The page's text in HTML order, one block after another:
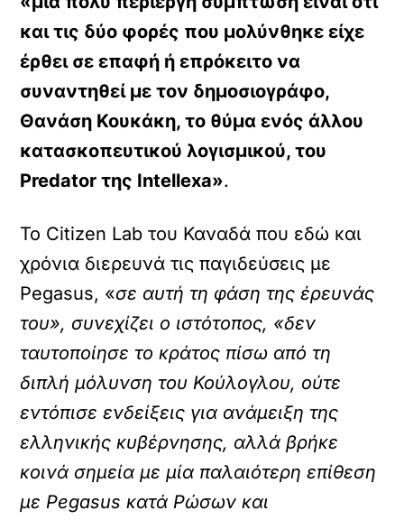
και τις δύο φορές που μολύνθηκε είχε
έρθει σε επαφή ή επρόκειτο να
συναντηθεί με τον δημοσιογράφο,
Θανάση Κουκάκη, το θύμα ενός άλλου
κατασκοπευτικού λογισμικού, του
Predator της Intellexa».
Το Citizen Lab του Καναδά που εδώ και
χρόνια διερευνά τις παγιδεύσεις με
Pegasus, «σε αυτή τη φάση της έρευνάς
του», συνεχίζει ο ιστότοπος, «δεν
ταυτοποίησε το κράτος πίσω από τη
διπλή μόλυνση του Κούλογλου, ούτε
εντόπισε ενδείξεις για ανάμειξη της
ελληνικής κυβέρνησης, αλλά βρήκε
κοινά σημεία με μία παλαιότερη επίθεση
με Pegasus κατά Ρώσων και